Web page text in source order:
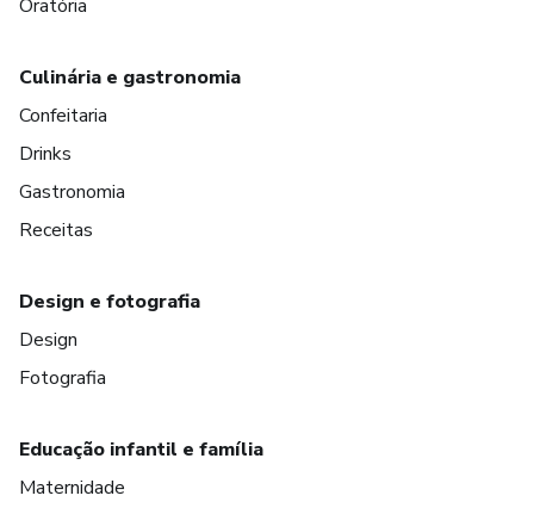
Oratória
Culinária e gastronomia
Confeitaria
Drinks
Gastronomia
Receitas
Design e fotografia
Design
Fotografia
Educação infantil e família
Maternidade